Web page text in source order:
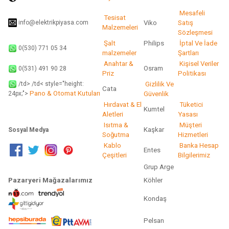
info@elektrikpiyasa.com
Tesisat
Malzemeleri
Viko
Mesafeli
Satış
Sözleşmesi
0(530) 771 05 34
Şalt
malzemeler
Philips
İptal Ve İade
Şartları
0(531) 491 90 28
Anahtar &
Priz
Osram
Kişisel Veriler
Politikası
/td> /td< style="height:
24px;"> Pano & Otomat Kutuları
Cata
Gizlilik Ve
Güvenlik
Hırdavat & El
Aletleri
Kumtel
Tüketici
Yasası
Sosyal Medya
Isıtma &
Soğutma
Kaşkar
Müşteri
Hizmetleri
Kablo
Çeşitleri
Entes
Banka Hesap
Bilgilerimiz
Grup Arge
Pazaryeri Mağazalarımız
Köhler
Kondaş
Pelsan